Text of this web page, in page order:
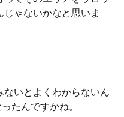
ゃないかなと思いま
いとよくわからないん
たんですかね。